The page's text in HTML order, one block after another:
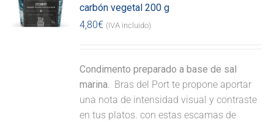
carbón vegetal 200 g
4,80€ (IVA incluido)
Condimento preparado a base de sal
marina. Bras del Port te propone aportar
una nota de intensidad visual y contraste
en tus platos. con estas escamas de